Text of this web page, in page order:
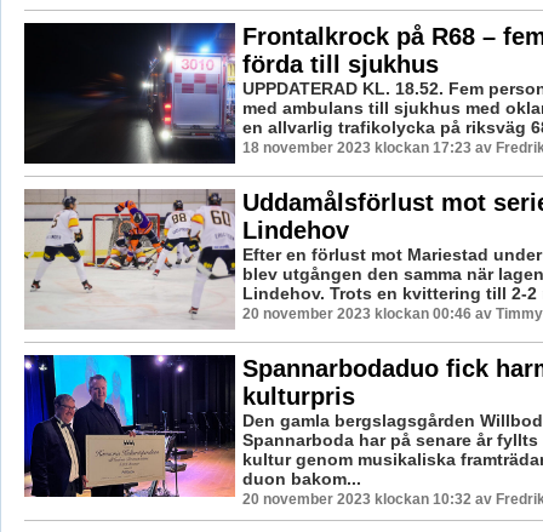
Frontalkrock på R68 –
förda till sjukhus
UPPDATERAD KL. 18.52. Fem
med ambulans till sjukhus med
en allvarlig trafikolycka på riksväg
18 november 2023 klockan 17:23 av
Uddamålsförlust mot
Lindehov
Efter en förlust mot Mariestad
blev utgången den samma när
Lindehov. Trots en kvittering till 2-2
20 november 2023 klockan 00:46 av
Spannarbodaduo fick
kulturpris
Den gamla bergslagsgården
Spannarboda har på senare år
kultur genom musikaliska
duon bakom...
20 november 2023 klockan 10:32 av